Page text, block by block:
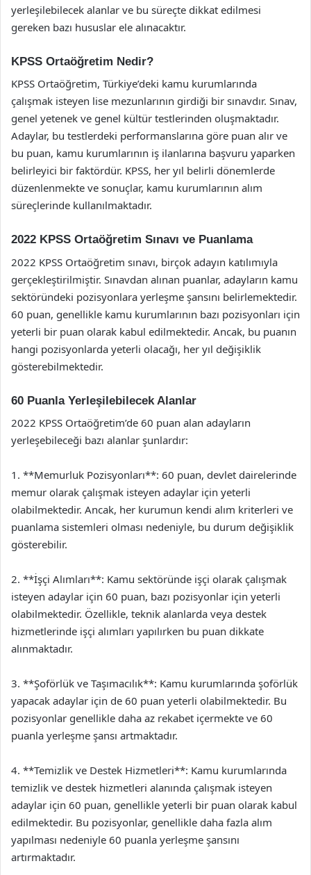
yerleşilebilecek alanlar ve bu süreçte dikkat edilmesi
gereken bazı hususlar ele alınacaktır.
KPSS Ortaöğretim Nedir?
KPSS Ortaöğretim, Türkiye’deki kamu kurumlarında
çalışmak isteyen lise mezunlarının girdiği bir sınavdır. Sınav,
genel yetenek ve genel kültür testlerinden oluşmaktadır.
Adaylar, bu testlerdeki performanslarına göre puan alır ve
bu puan, kamu kurumlarının iş ilanlarına başvuru yaparken
belirleyici bir faktördür. KPSS, her yıl belirli dönemlerde
düzenlenmekte ve sonuçlar, kamu kurumlarının alım
süreçlerinde kullanılmaktadır.
2022 KPSS Ortaöğretim Sınavı ve Puanlama
2022 KPSS Ortaöğretim sınavı, birçok adayın katılımıyla
gerçekleştirilmiştir. Sınavdan alınan puanlar, adayların kamu
sektöründeki pozisyonlara yerleşme şansını belirlemektedir.
60 puan, genellikle kamu kurumlarının bazı pozisyonları için
yeterli bir puan olarak kabul edilmektedir. Ancak, bu puanın
hangi pozisyonlarda yeterli olacağı, her yıl değişiklik
gösterebilmektedir.
60 Puanla Yerleşilebilecek Alanlar
2022 KPSS Ortaöğretim’de 60 puan alan adayların
yerleşebileceği bazı alanlar şunlardır:
1. **Memurluk Pozisyonları**: 60 puan, devlet dairelerinde
memur olarak çalışmak isteyen adaylar için yeterli
olabilmektedir. Ancak, her kurumun kendi alım kriterleri ve
puanlama sistemleri olması nedeniyle, bu durum değişiklik
gösterebilir.
2. **İşçi Alımları**: Kamu sektöründe işçi olarak çalışmak
isteyen adaylar için 60 puan, bazı pozisyonlar için yeterli
olabilmektedir. Özellikle, teknik alanlarda veya destek
hizmetlerinde işçi alımları yapılırken bu puan dikkate
alınmaktadır.
3. **Şoförlük ve Taşımacılık**: Kamu kurumlarında şoförlük
yapacak adaylar için de 60 puan yeterli olabilmektedir. Bu
pozisyonlar genellikle daha az rekabet içermekte ve 60
puanla yerleşme şansı artmaktadır.
4. **Temizlik ve Destek Hizmetleri**: Kamu kurumlarında
temizlik ve destek hizmetleri alanında çalışmak isteyen
adaylar için 60 puan, genellikle yeterli bir puan olarak kabul
edilmektedir. Bu pozisyonlar, genellikle daha fazla alım
yapılması nedeniyle 60 puanla yerleşme şansını
artırmaktadır.